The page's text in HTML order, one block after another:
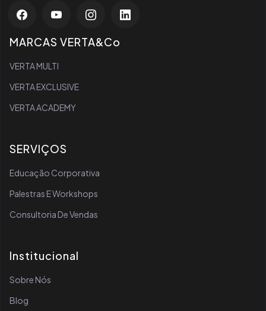
MARCAS VERTA&Co
VERTA MULTI
VERTA EXCLUSIVE
VERTA ACADEMY
SERVIÇOS
Educação Corporativa
Palestras E Workshops
Consultoria De Vendas
Institucional
Sobre Nós
Blog